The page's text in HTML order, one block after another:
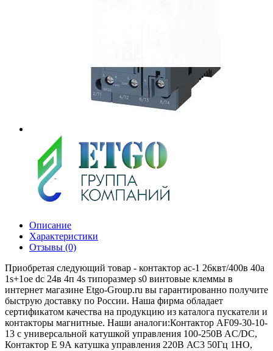
Описание
Характеристики
Отзывы (0)
Приобретая следующий товар - контактор ac-1 26квт/400в 40a
1s+1oe dc 24в 4п 4s типоразмер s0 винтовые клеммы в
интернет магазине Etgo-Group.ru вы гарантированно получите
быструю доставку по России. Наша фирма обладает
сертификатом качества на продукцию из каталога пускатели и
контакторы магнитные. Наши аналоги:Контактор AF09-30-10-
13 с универсальной катушкой управления 100-250B AC/DC,
Контактор E 9А катушка управления 220В АС3 50Гц 1НО,